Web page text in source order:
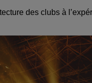
des clubs à